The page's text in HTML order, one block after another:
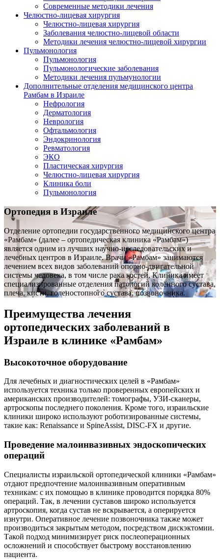
Современные методики лечения
Челюстно-лицевая хирургия
Челюстно-лицевая хирургия
Заболевания челюстно-лицевой области
Методики лечения челюстно-лицевой хирургии
Пульмoнология
Пульмoнология
Пульмoнологические заболевания
Методики лечения пульмунологии
Дополнительные отделения медицинского центра
Рамбам в Израиле
Нефрология
Дерматология
Неврология
Офтальмология
Эндокринология
Ревматология
ЭКО
Пластическая хирургия
Челюстно-лицевая хирургия
Клиника боли
Пульмoнология
Ортопедия в Израиле
Отделение ортопедии государственного медицинского центра
«Рамбам» (далее – ортопедическая клиника «Рамбам»)
является одним из лучших научно-исследовательских и
лечебных центров в Израиле. Врачи «Рамбам» занимаются
лечением всех видов заболеваний опорно-двигательной
системы человека, в том числе рака костей. Клиника имеет
специализированные отделения патологий коленного сустава,
плеча, кисти, голеностопного сустава, позвоночника.
Преимущества лечения
ортопедических заболеваний в
Израиле в клинике «Рамбам»
Высокоточное оборудование
Для лечебных и диагностических целей в «Рамбам»
используется техника только проверенных европейских и
американских производителей: томографы, УЗИ-сканеры,
артроскопы последнего поколения. Кроме того, израильские
клиники широко используют роботизированные системы,
такие как: Renaissance и SpineAssist, DISC-FX и другие.
Проведение малоинвазивных эндоскопических
операций
Специалисты израильской ортопедической клиники «Рамбам»
отдают предпочтение малоинвазивным оперативным
техникам: с их помощью в клинике проводится порядка 80%
операций. Так, в лечении суставов широко используется
артроскопия, когда сустав не вскрывается, а оперируется
изнутри. Оперативное лечение позвоночника также может
производиться закрытым методом, посредством дискэктомии.
Такой подход минимизирует риск послеоперационных
осложнений и способствует быстрому восстановлению
пациента.